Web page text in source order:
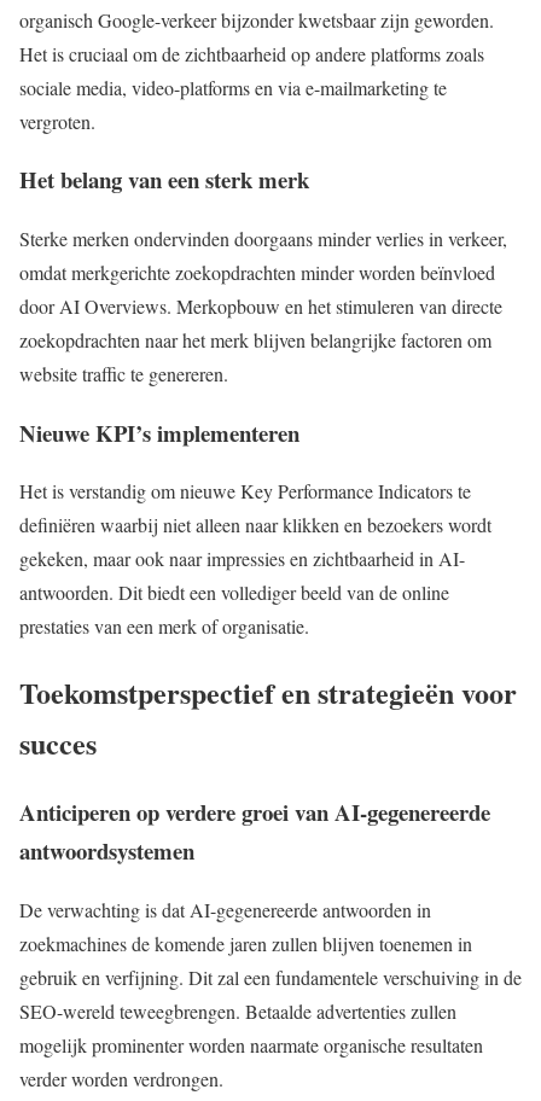
organisch Google-verkeer bijzonder kwetsbaar zijn geworden.
Het is cruciaal om de zichtbaarheid op andere platforms zoals
sociale media, video-platforms en via e-mailmarketing te
vergroten.
Het belang van een sterk merk
Sterke merken ondervinden doorgaans minder verlies in verkeer,
omdat merkgerichte zoekopdrachten minder worden beïnvloed
door AI Overviews. Merkopbouw en het stimuleren van directe
zoekopdrachten naar het merk blijven belangrijke factoren om
website traffic te genereren.
Nieuwe KPI’s implementeren
Het is verstandig om nieuwe Key Performance Indicators te
definiëren waarbij niet alleen naar klikken en bezoekers wordt
gekeken, maar ook naar impressies en zichtbaarheid in AI-
antwoorden. Dit biedt een vollediger beeld van de online
prestaties van een merk of organisatie.
Toekomstperspectief en strategieën voor
succes
Anticiperen op verdere groei van AI-gegenereerde
antwoordsystemen
De verwachting is dat AI-gegenereerde antwoorden in
zoekmachines de komende jaren zullen blijven toenemen in
gebruik en verfijning. Dit zal een fundamentele verschuiving in de
SEO-wereld teweegbrengen. Betaalde advertenties zullen
mogelijk prominenter worden naarmate organische resultaten
verder worden verdrongen.